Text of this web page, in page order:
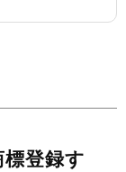
登録す